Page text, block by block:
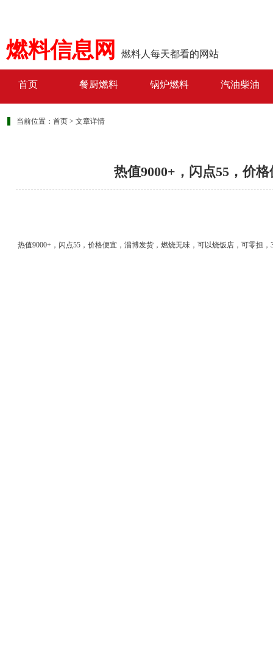
燃料信息网 燃料人每天都看的网站
首页 餐厨燃料 锅炉燃料 汽油柴油
当前位置： 首页 > 文章详情
热值9000+，闪点55，价
热值9000+，闪点55，价格便宜，淄博发货，燃烧无味，可以烧饭店，可零担，